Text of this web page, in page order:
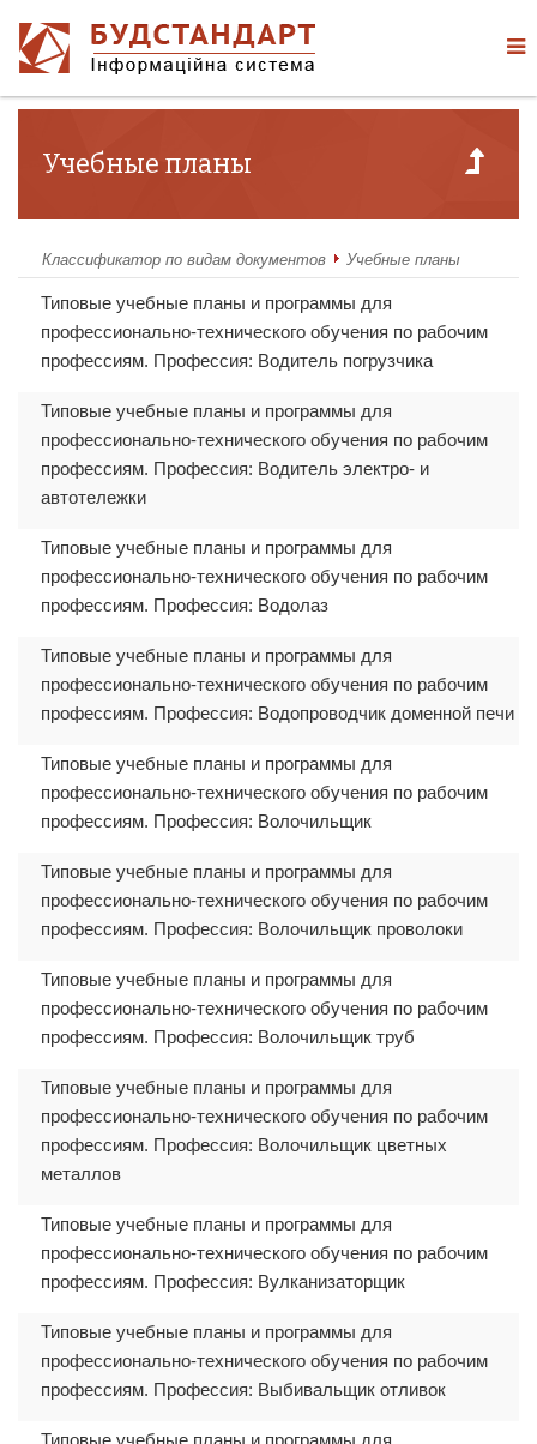
Учебные планы
Классификатор по видам документов Учебные планы
Типовые учебные планы и программы для
профессионально-технического обучения по рабочим
профессиям. Профессия: Водитель погрузчика
Типовые учебные планы и программы для
профессионально-технического обучения по рабочим
профессиям. Профессия: Водитель электро- и
автотележки
Типовые учебные планы и программы для
профессионально-технического обучения по рабочим
профессиям. Профессия: Водолаз
Типовые учебные планы и программы для
профессионально-технического обучения по рабочим
профессиям. Профессия: Водопроводчик доменной печи
Типовые учебные планы и программы для
профессионально-технического обучения по рабочим
профессиям. Профессия: Волочильщик
Типовые учебные планы и программы для
профессионально-технического обучения по рабочим
профессиям. Профессия: Волочильщик проволоки
Типовые учебные планы и программы для
профессионально-технического обучения по рабочим
профессиям. Профессия: Волочильщик труб
Типовые учебные планы и программы для
профессионально-технического обучения по рабочим
профессиям. Профессия: Волочильщик цветных
металлов
Типовые учебные планы и программы для
профессионально-технического обучения по рабочим
профессиям. Профессия: Вулканизаторщик
Типовые учебные планы и программы для
профессионально-технического обучения по рабочим
профессиям. Профессия: Выбивальщик отливок
Типовые учебные планы и программы для